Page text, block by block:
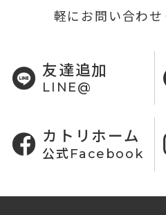
軽にお問い合わせ
友達追加
LINE@
カトリホーム
公式Facebook